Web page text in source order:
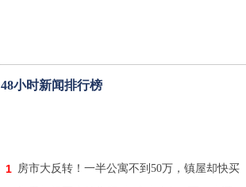
48小时新闻排行榜
1 房市大反转！一半公寓不到50万，镇屋却快买